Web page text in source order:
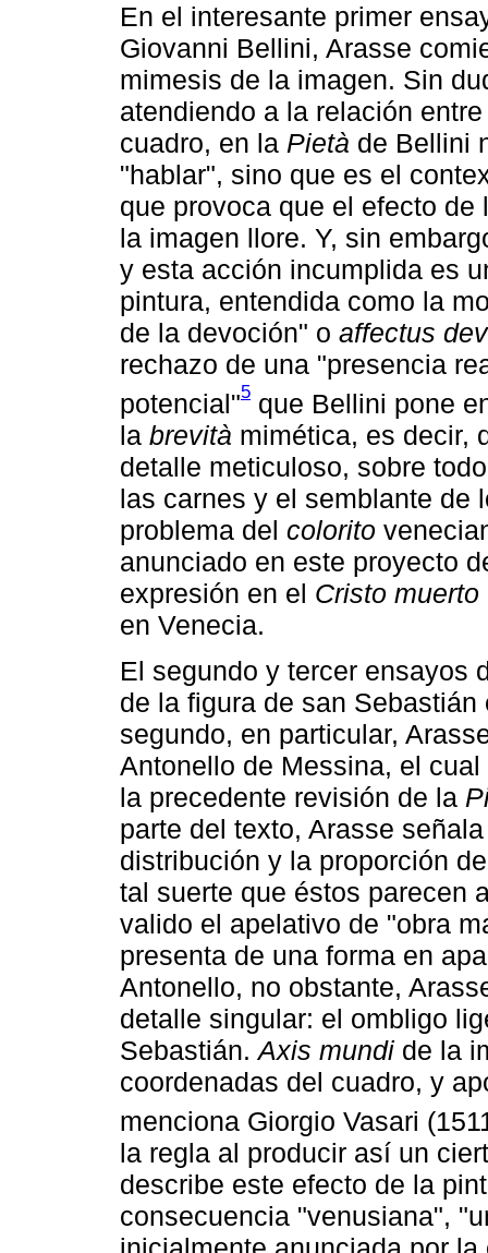
En el interesante primer
Giovanni Bellini, Arasse
mimesis de la imagen. Sin
atendiendo a la relación
cuadro, en la Pietà de Bellini
"hablar", sino que es el
que provoca que el efecto
la imagen llore. Y, sin
y esta acción incumplida es
pintura, entendida como la
de la devoción" o affectus
rechazo de una "presencia
potencial"5 que Bellini pone
la brevità mimética, es decir,
detalle meticuloso, sobre
las carnes y el semblante de
problema del colorito
anunciado en este proyecto
expresión en el Cristo muerto
en Venecia.
El segundo y tercer ensayos
de la figura de san
segundo, en particular,
Antonello de Messina, el
la precedente revisión de la
parte del texto, Arasse
distribución y la proporción
tal suerte que éstos parecen
valido el apelativo de "obra
presenta de una forma en
Antonello, no obstante,
detalle singular: el ombligo
Sebastián.Axis mundi de la
coordenadas del cuadro, y
menciona Giorgio Vasari
la regla al producir así un
describe este efecto de la
consecuencia "venusiana",